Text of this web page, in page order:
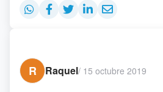
R
Raquel/ 15 octubre 2019